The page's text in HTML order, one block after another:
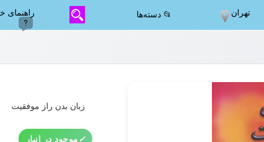
تهران 📂 دسته‌ها راهنمای
زبان بدن راز موفقیت
✓ موجود در انبار